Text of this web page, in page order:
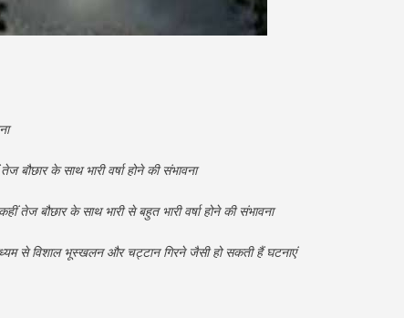
के साथ भारी वर्षा होने की संभावना
बौछार के साथ भारी से बहुत भारी वर्षा होने की संभावना
से विशाल भूस्खलन और चट्टान गिरने जैसी हो सकती हैं घटनाएं